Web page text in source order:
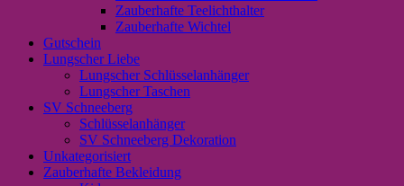
Zauberhafte Teelichthalter
Zauberhafte Wichtel
Gutschein
Lungscher Liebe
Lungscher Schlüsselanhänger
Lungscher Taschen
SV Schneeberg
Schlüsselanhänger
SV Schneeberg Dekoration
Unkategorisiert
Zauberhafte Bekleidung